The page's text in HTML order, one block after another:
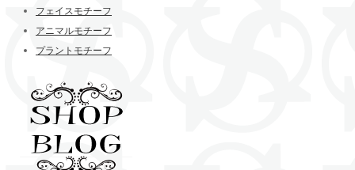
フェイスモチーフ
アニマルモチーフ
プラントモチーフ